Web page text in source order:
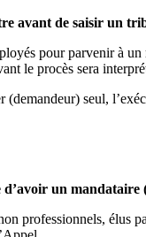
avant de saisir un
pour parvenir à
le procès sera
seul,
un mandataire
professionnels, élus